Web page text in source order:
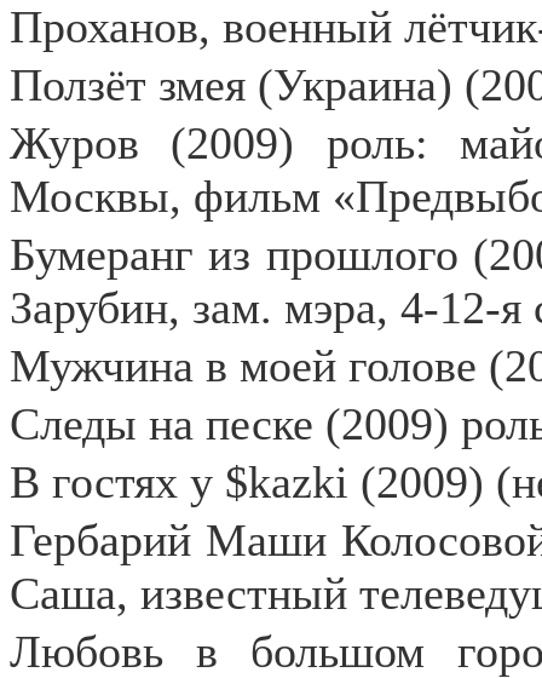
Проханов, военный
Ползёт змея (Украина)
Журов (2009) роль:
Москвы, фильм
Бумеранг из прошлого
Зарубин, зам. мэра, 4-12-я
Мужчина в моей голове
Следы на песке (2009)
В гостях у $kazki (2009)
Гербарий Маши
Саша, известный
Любовь в большом